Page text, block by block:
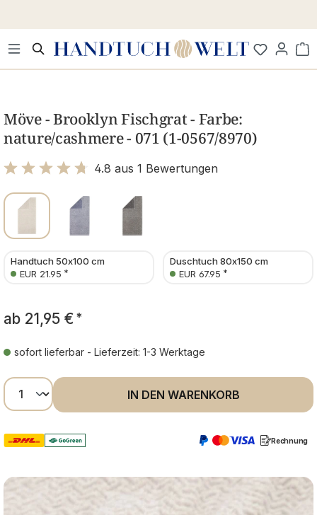
Möve - Brooklyn Fischgrat - Farbe:
nature/cashmere - 071 (1-0567/8970)
4.8 aus 1 Bewertungen
Handtuch 50x100 cm
EUR 21.95 *
Duschtuch 80x150 cm
EUR 67.95 *
ab 21,95 € *
sofort lieferbar - Lieferzeit: 1-3 Werktage
Produkt Anzahl: Gib den gewünschten
IN DEN WARENKORB
Rechnung